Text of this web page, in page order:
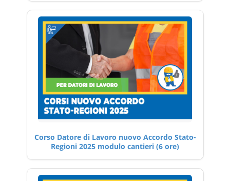
Corso Datore di Lavoro nuovo Accordo Stato-
Regioni 2025 modulo cantieri (6 ore)